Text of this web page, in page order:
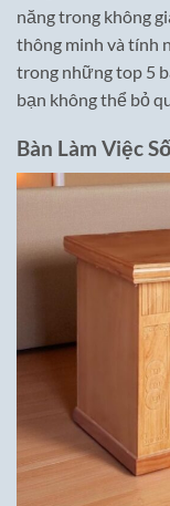
năng trong không
thông minh và tính
trong những top 5
bạn không thể bỏ
Bàn Làm Việc